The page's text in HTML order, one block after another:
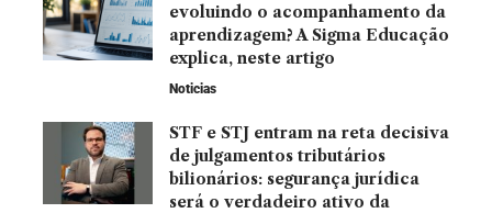
evoluindo o acompanhamento da
aprendizagem? A Sigma Educação
explica, neste artigo
Noticias
STF e STJ entram na reta decisiva
de julgamentos tributários
bilionários: segurança jurídica
será o verdadeiro ativo da